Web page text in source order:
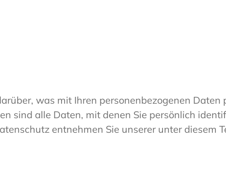
was mit Ihren personenbezogenen Daten
sind alle Daten, mit denen Sie persönlich
entnehmen Sie unserer unter diesem